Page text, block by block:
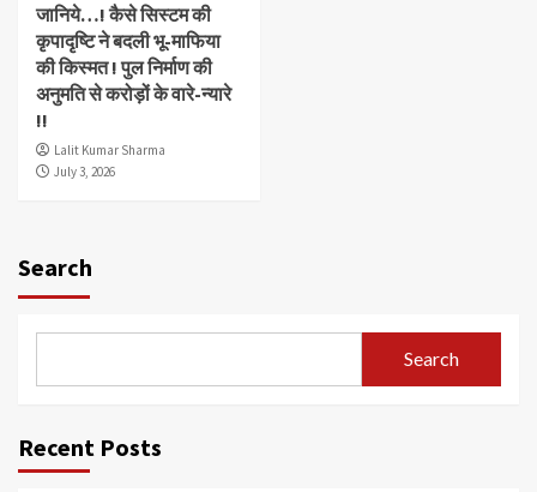
जानिये…! कैसे सिस्टम की
कृपादृष्टि ने बदली भू-माफिया
की किस्मत ! पुल निर्माण की
अनुमति से करोड़ों के वारे-न्यारे
!!
Lalit Kumar Sharma
July 3, 2026
Search
Search
Recent Posts